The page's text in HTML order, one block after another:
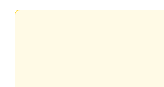
ご希望のエリアや沿線